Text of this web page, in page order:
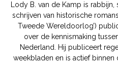
Lody B. van de Kamp is
schrijven van historische
Tweede Wereldoorlog’)
over de kennismaking
Nederland. Hij publiceert
weekbladen en is actief binnen